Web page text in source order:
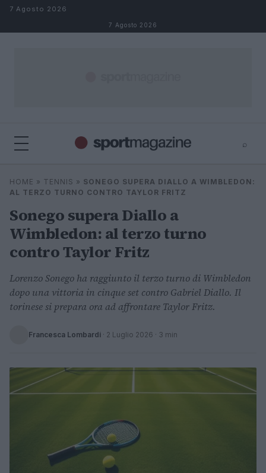
Salta al contenuto
7 Agosto 2026
7 Agosto 2026
⌕
Cerca
⌕ ×
HOME » TENNIS » SONEGO SUPERA DIALLO A WIMBLEDON:
AL TERZO TURNO CONTRO TAYLOR FRITZ
Sonego supera Diallo a
Wimbledon: al terzo turno
contro Taylor Fritz
Lorenzo Sonego ha raggiunto il terzo turno di Wimbledon
dopo una vittoria in cinque set contro Gabriel Diallo. Il
torinese si prepara ora ad affrontare Taylor Fritz.
Francesca Lombardi · 2 Luglio 2026 · 3 min